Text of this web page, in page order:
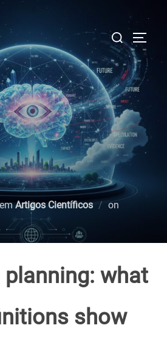
Pesquisar
por:
Artigos Científicos onPostado
planning: what
show